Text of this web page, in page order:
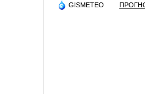
GISMETEO